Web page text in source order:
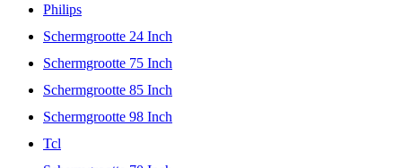
Philips
Schermgrootte 24 Inch
Schermgrootte 75 Inch
Schermgrootte 85 Inch
Schermgrootte 98 Inch
Tcl